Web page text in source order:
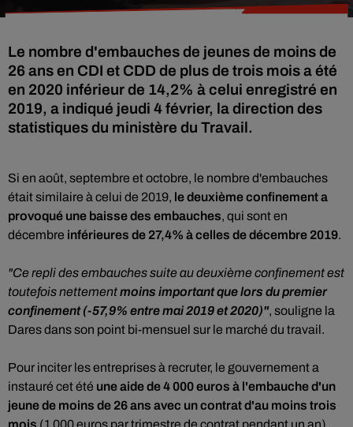
Le nombre d'embauches de jeunes de moins de
26 ans en CDI et CDD de plus de trois mois a été
en 2020 inférieur de 14,2% à celui enregistré en
2019, a indiqué jeudi 4 février, la direction des
statistiques du ministère du Travail.
Si en août, septembre et octobre, le nombre d'embauches
était similaire à celui de 2019, le deuxième confinement a
provoqué une baisse des embauches, qui sont en
décembre inférieures de 27,4% à celles de décembre 2019.
"Ce repli des embauches suite au deuxième confinement est
toutefois nettementmoins important que lors du premier
confinement (-57,9% entre mai 2019 et 2020)", souligne la
Dares dans son point bi-mensuel sur le marché du travail.
Pour inciter les entreprises à recruter, le gouvernement a
instauré cet été une aide de 4 000 euros à l'embauche d'un
jeune de moins de 26 ans avec un contrat d'au moins trois
mois (1 000 euros par trimestre de contrat pendant un an).